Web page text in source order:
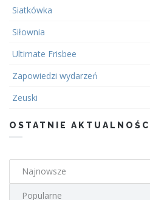
Siatkówka
Siłownia
Ultimate Frisbee
Zapowiedzi wydarzeń
Zeuski
OSTATNIE AKTUALNOŚCI
Najnowsze
Popularne